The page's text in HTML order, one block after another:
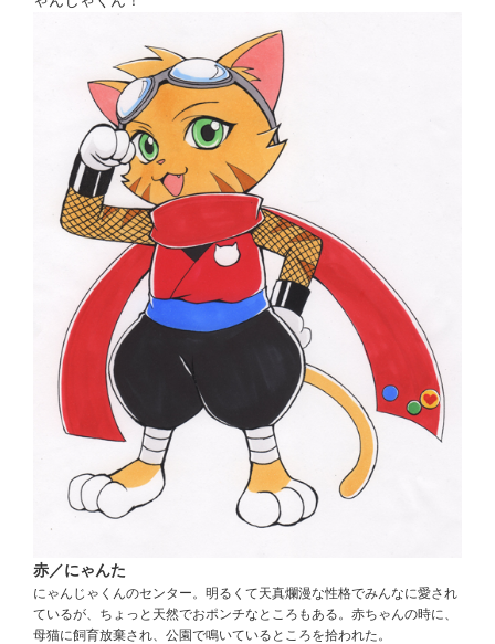
赤／にゃんた
にゃんじゃくんのセンター。明るくて天真爛漫な性格でみんなに愛され
ているが、ちょっと天然でおポンチなところもある。赤ちゃんの時に、
母猫に飼育放棄され、公園で鳴いているところを拾われた。